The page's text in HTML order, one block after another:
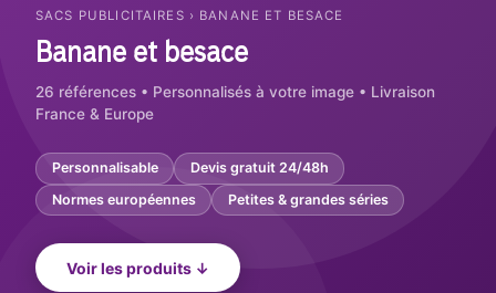
SACS PUBLICITAIRES › BANANE ET BESACE
Banane et besace
26 références • Personnalisés à votre image • Livraison
France & Europe
Personnalisable
Devis gratuit 24/48h
Normes européennes
Petites & grandes séries
Voir les produits ↓